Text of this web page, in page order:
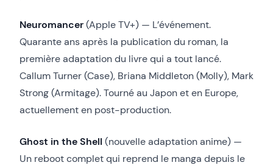
Neuromancer(Apple TV+) — L’événement.
Quarante ans après la publication du roman, la
première adaptation du livre qui a tout lancé.
Callum Turner (Case), Briana Middleton (Molly), Mark
Strong (Armitage). Tourné au Japon et en Europe,
actuellement en post-production.
Ghost in the Shell (nouvelle adaptation anime) —
Un reboot complet qui reprend le manga depuis le